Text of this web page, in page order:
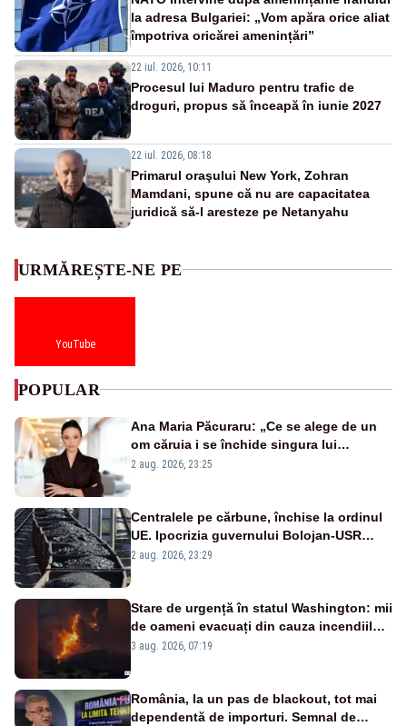
la adresa Bulgariei: „Vom apăra orice aliat
împotriva oricărei amenințări”
22 iul. 2026, 10:11
Procesul lui Maduro pentru trafic de
droguri, propus să înceapă în iunie 2027
22 iul. 2026, 08:18
Primarul oraşului New York, Zohran
Mamdani, spune că nu are capacitatea
juridică să-l aresteze pe Netanyahu
URMĂREȘTE-NE PE
YouTube
POPULAR
Ana Maria Păcuraru: „Ce se alege de un
om căruia i se închide singura lui
portiță?”
2 aug. 2026, 23:25
Centralele pe cărbune, închise la ordinul
UE. Ipocrizia guvernului Bolojan-USR
după starea de alertă
2 aug. 2026, 23:29
Stare de urgență în statul Washington: mii
de oameni evacuați din cauza incendiilor
puternice de vegetație
3 aug. 2026, 07:19
România, la un pas de blackout, tot mai
dependentă de importuri. Semnal de